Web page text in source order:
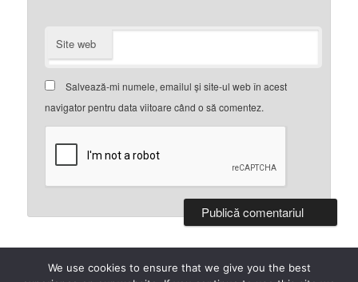
Site web
Salvează-mi numele, emailul și site-ul web în acest
navigator pentru data viitoare când o să comentez.
We use cookies to ensure that we give you the best